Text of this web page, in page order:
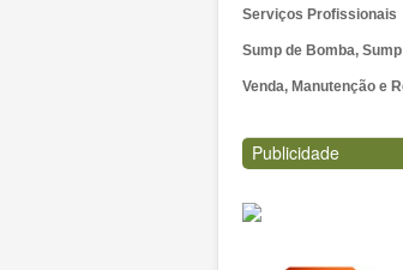
Serviços Profissionais
Sump de Bomba,
Venda, Manutenção e
Publicidade